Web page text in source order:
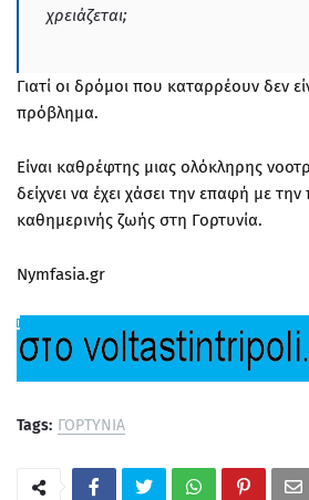
χρειάζεται;
Γιατί οι δρόμοι που καταρρέουν δεν
πρόβλημα.
Είναι καθρέφτης μιας ολόκληρης
δείχνει να έχει χάσει την επαφή με
καθημερινής ζωής στη Γορτυνία.
Nymfasia.gr
Tags: ΓΟΡΤΥΝΙΑ